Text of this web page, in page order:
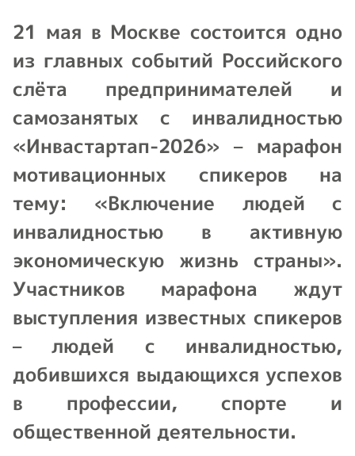
21 мая в Москве состоится одно
из главных событий Российского
слёта предпринимателей и
самозанятых с инвалидностью
«Инвастартап-2026» – марафон
мотивационных спикеров на
тему: «Включение людей с
инвалидностью в активную
экономическую жизнь страны».
Участников марафона ждут
выступления известных спикеров
– людей с инвалидностью,
добившихся выдающихся успехов
в профессии, спорте и
общественной деятельности.